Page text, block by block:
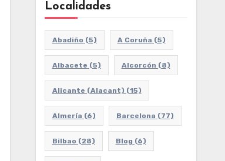
Localidades
Abadiño (5) A Coruña (5)
Albacete (5) Alcorcón (8)
Alicante (Alacant) (15)
Almería (6) Barcelona (77)
Bilbao (28) Blog (6)